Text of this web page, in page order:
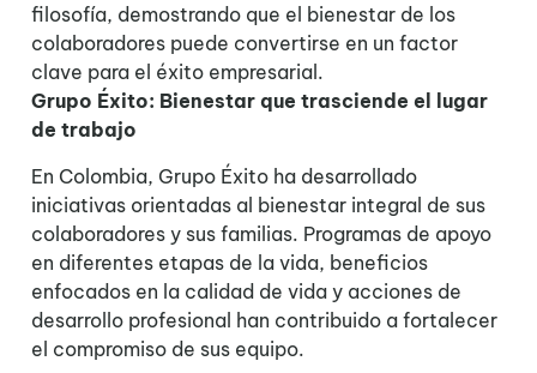
filosofía, demostrando que el bienestar de los
colaboradores puede convertirse en un factor
clave para el éxito empresarial.
Grupo Éxito: Bienestar que trasciende el lugar
de trabajo
En Colombia, Grupo Éxito ha desarrollado
iniciativas orientadas al bienestar integral de sus
colaboradores y sus familias. Programas de apoyo
en diferentes etapas de la vida, beneficios
enfocados en la calidad de vida y acciones de
desarrollo profesional han contribuido a fortalecer
el compromiso de sus equipo.